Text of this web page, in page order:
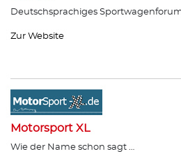
Deutschsprachiges
Zur Website
Motorsport XL
Wie der Name schon sagt …